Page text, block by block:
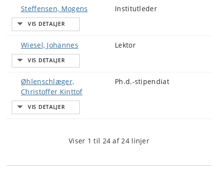
Steffensen, Mogens Institutleder
Wiesel, Johannes Lektor
Øhlenschlæger,
Christoffer Kinttof
Ph.d.-stipendiat
Viser 1 til 24 af 24 linjer